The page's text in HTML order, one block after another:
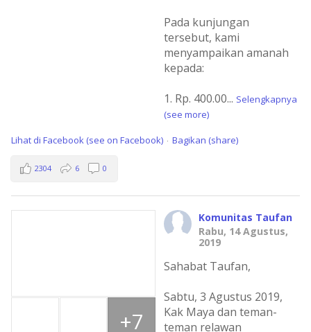
Pada kunjungan
tersebut, kami
menyampaikan amanah
kepada:
1. Rp. 400.00... Selengkapnya
(see more)
Lihat di Facebook (see on Facebook) · Bagikan (share)
2304 6 0
Komunitas Taufan
Rabu, 14 Agustus,
2019
Sahabat Taufan,
Sabtu, 3 Agustus 2019,
Kak Maya dan teman-
teman relawan
+7